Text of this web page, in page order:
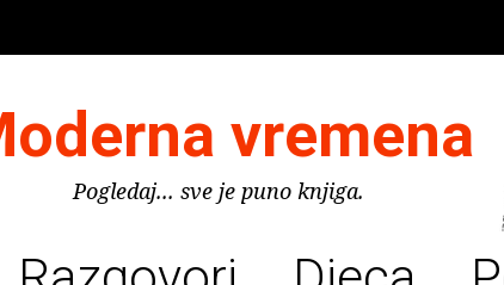
vremena
Pogledaj... sve je puno knjiga.